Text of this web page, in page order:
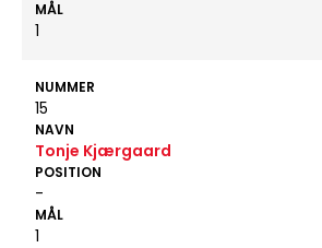
MÅL
1
NUMMER
15
NAVN
Tonje Kjærgaard
POSITION
-
MÅL
1